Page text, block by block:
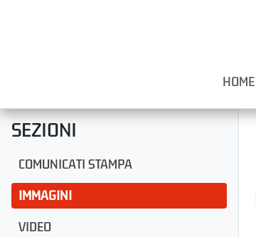
HOME
SEZIONI
COMUNICATI STAMPA
IMMAGINI
VIDEO